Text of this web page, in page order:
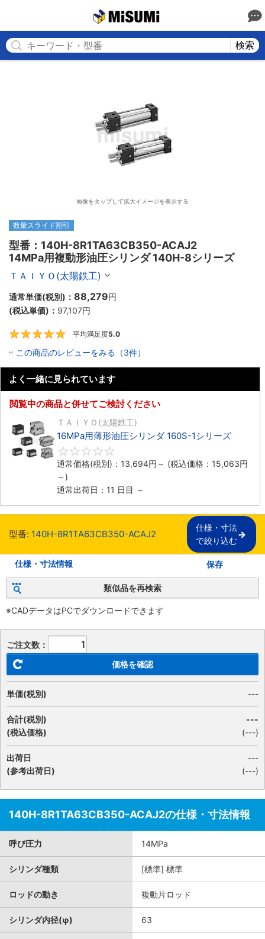
検索
画像をタップして拡大イメージを表示する
数量スライド割引
型番：140H-8R1TA63CB350-ACAJ2
14MPa用複動形油圧シリンダ 140H-8シリーズ
ＴＡＩＹＯ(太陽鉄工)
通常単価(税別)： 88,279円
(税込単価)： 97,107円
平均満足度5.0
この商品のレビューをみる（3件）
よく一緒に見られています
閲覧中の商品と併せてご検討ください
ＴＡＩＹＯ(太陽鉄工)
16MPa用薄形油圧シリンダ 160S-1シリーズ
通常価格(税別)： 13,694円 ～ (税込価格： 15,063円
～)
通常出荷日：11 日目 ～
型番: 140H-8R1TA63CB350-ACAJ2
仕様・寸法
で絞り込む
仕様・寸法情報 保存
類似品を再検索
※CADデータはPCでダウンロードできます
ご注文数：
価格を確認
単価(税別) ---
合計(税別)
(税込価格)
---
(---)
出荷日
(参考出荷日)
---
(---)
140H-8R1TA63CB350-ACAJ2の仕様・寸法情報
呼び圧力 14MPa
シリンダ種類 [標準] 標準
ロッドの動き 複動片ロッド
シリンダ内径(φ) 63